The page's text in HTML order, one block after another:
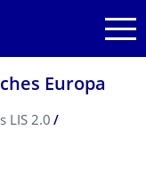
Europa
LIS 2.0